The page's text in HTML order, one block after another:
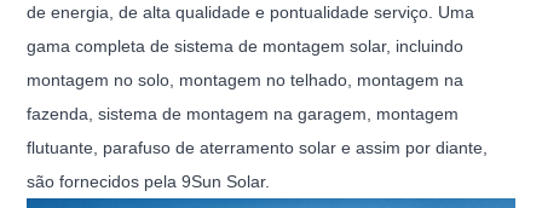
de energia, de alta qualidade e pontualidadeserviço. Uma
gama completa de sistema de montagem solar, incluindo
montagem no solo, montagem no telhado, montagem na
fazenda, sistema de montagem na garagem, montagem
flutuante, parafuso de aterramento solar e assim por diante,
são fornecidos pela 9Sun Solar.